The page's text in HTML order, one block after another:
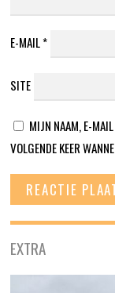
E-MAIL*
SITE
MIJN NAAM, E-
VOLGENDE KEER
EXTRA